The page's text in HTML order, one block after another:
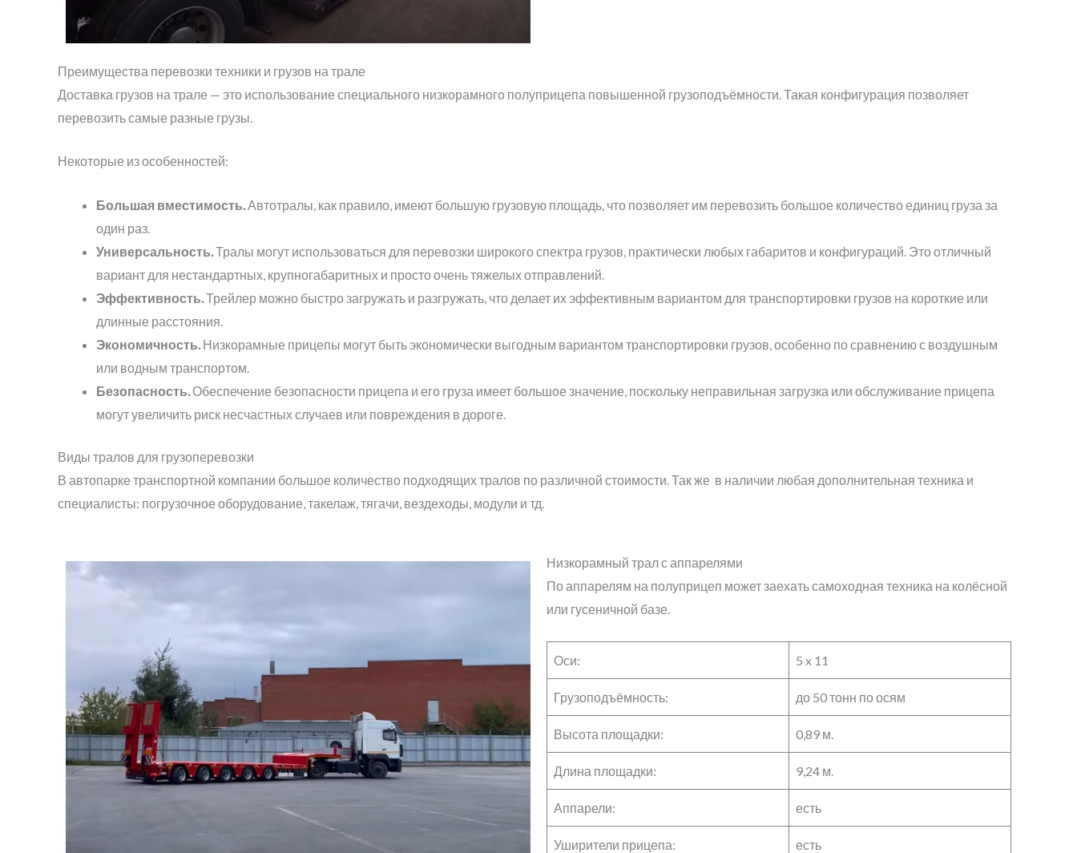
Преимущества перевозки техники и грузов на трале
Доставка грузов на трале — это использование специального низкорамного полуприцепа повышенной грузоподъёмности. Такая конфигурация позволяет
перевозить самые разные грузы.
Некоторые из особенностей:
Большая вместимость. Автотралы, как правило, имеют большую грузовую площадь, что позволяет им перевозить большое количество единиц груза за
один раз.
Универсальность.Тралы могут использоваться для перевозки широкого спектра грузов, практически любых габаритов и конфигураций. Это отличный
вариант для нестандартных, крупногабаритных и просто очень тяжелых отправлений.
Эффективность.Трейлер можно быстро загружать и разгружать, что делает их эффективным вариантом для транспортировки грузов на короткие или
длинные расстояния.
Экономичность. Низкорамные прицепы могут быть экономически выгодным вариантом транспортировки грузов, особенно по сравнению с воздушным
или водным транспортом.
Безопасность.Обеспечение безопасности прицепа и его груза имеет большое значение, поскольку неправильная загрузка или обслуживание прицепа
могут увеличить риск несчастных случаев или повреждения в дороге.
Виды тралов для грузоперевозки
В автопарке транспортной компании большое количество подходящих тралов по различной стоимости. Так же в наличии любая дополнительная техника и
специалисты: погрузочное оборудование, такелаж, тягачи, вездеходы, модули и тд.
Низкорамный трал с аппарелями
По аппарелям на полуприцеп может заехать самоходная техника на колёсной
или гусеничной базе.
Оси: 5 x 11
Грузоподъёмность: до 50 тонн по осям
Высота площадки: 0,89 м.
Длина площадки: 9,24 м.
Аппарели: есть
Уширители прицепа: есть